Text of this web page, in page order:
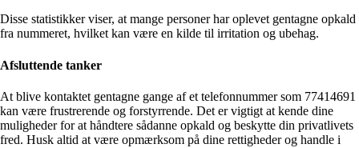
Disse statistikker viser, at mange personer har oplevet gentagne opkald
fra nummeret, hvilket kan være en kilde til irritation og ubehag.
Afsluttende tanker
At blive kontaktet gentagne gange af et telefonnummer som 77414691
kan være frustrerende og forstyrrende. Det er vigtigt at kende dine
muligheder for at håndtere sådanne opkald og beskytte din privatlivets
fred. Husk altid at være opmærksom på dine rettigheder og handle i